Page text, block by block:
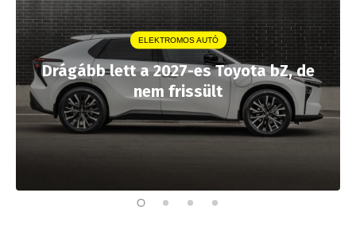
ELEKTROMOS AUTÓ
Drágább lett a 2027-es Toyota bZ, de
nem frissült